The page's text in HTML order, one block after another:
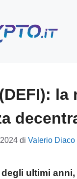
di Valerio Diaco
ultimi